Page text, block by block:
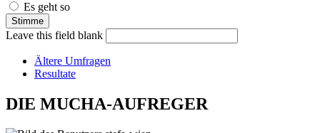
Es geht so
Leave this field blank
Ältere Umfragen
Resultate
DIE MUCHA-AUFREGER